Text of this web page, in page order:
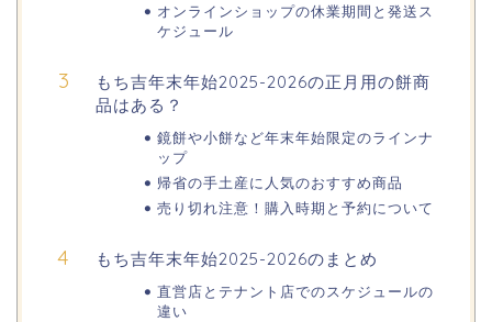
華蔵寺公園の桜(花祭り)2026の屋台
(出店)は?ライトアップ・駐車場も!
悠久山公園桜祭り2026の屋台や出店
は?ライトアップや駐車場情報も!
屋台やライトアップはいつまで?
オンラインショップの休業期間と発送ス
ケジュール
もち吉年末年始2025-2026の正月用の餅商
品はある？
鏡餅や小餅など年末年始限定のラインナ
ップ
帰省の手土産に人気のおすすめ商品
売り切れ注意！購入時期と予約について
もち吉年末年始2025-2026のまとめ
直営店とテナント店でのスケジュールの
違い